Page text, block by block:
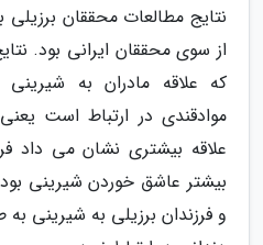
نتایج مطالعات محققان
از سوی محققان ایرانی بود.
که علاقه مادران به شیرینی
موادقندی در ارتباط است
علاقه بیشتری نشان می
بیشتر عاشق خوردن شیرینی
و فرزندان برزیلی به شیرینی